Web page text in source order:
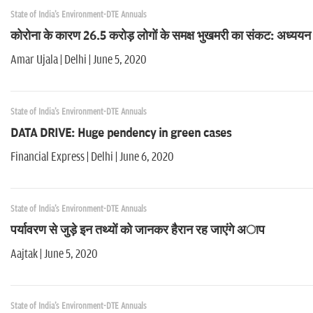
State of India's Environment-DTE Annuals
कोरोना के कारण 26.5 करोड़ लोगों के समक्ष भुखमरी का संकट: अध्ययन
Amar Ujala | Delhi | June 5, 2020
State of India's Environment-DTE Annuals
DATA DRIVE: Huge pendency in green cases
Financial Express | Delhi | June 6, 2020
State of India's Environment-DTE Annuals
पर्यावरण से जुड़े इन तथ्‍यों को जानकर हैरान रह जाएंगे अाप
Aajtak | June 5, 2020
State of India's Environment-DTE Annuals